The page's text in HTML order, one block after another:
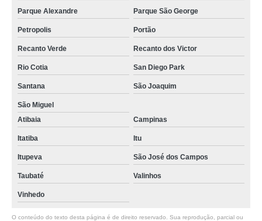
Parque Alexandre Parque São George
Petropolis Portão
Recanto Verde Recanto dos Victor
Rio Cotia San Diego Park
Santana São Joaquim
São Miguel
Atibaia
Campinas
Itatiba Itu
Itupeva São José dos Campos
Taubaté Valinhos
Vinhedo
O conteúdo do texto desta página é de direito reservado. Sua reprodução, parcial ou